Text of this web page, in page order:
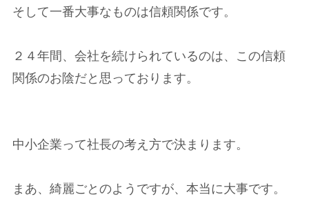
そして一番大事なものは信頼関係です。
２４年間、会社を続けられているのは、この信頼
関係のお陰だと思っております。
中小企業って社長の考え方で決まります。
まあ、綺麗ごとのようですが、本当に大事です。